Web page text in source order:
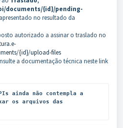
documents/{id}/pending-
no resultado da
autorizado a assinar o traslado no
{id}/upload-files
a documentação técnica neste link
ainda não contempla a
os arquivos das